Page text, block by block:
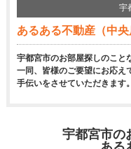
宇
あるある不動産（中央
宇都宮市のお部屋探しのこと
一同、皆様のご要望にお応え
手伝いをさせていただきます。
宇都宮市の